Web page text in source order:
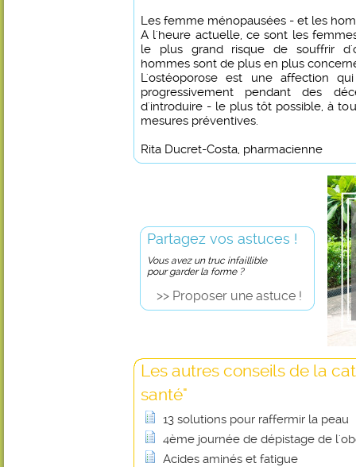
Les femme ménopausées - et les
A l'heure actuelle, ce sont les
le plus grand risque de souffrir
hommes sont de plus en plus
L'ostéoporose est une affection
progressivement pendant des
d'introduire - le plus tôt possible, à
mesures préventives.
Rita Ducret-Costa, pharmacienne
Partagez vos astuces !
Vous avez un truc infaillible
pour garder la forme ?
>> Proposer une astuce !
Les autres conseils de la
santé"
13 solutions pour raffermir la peau
4ème journée de dépistage de
Acides aminés et fatigue